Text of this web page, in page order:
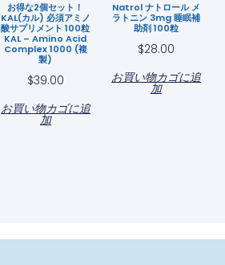
お得な2個セット！
KAL(カル) 必須アミノ
酸サプリメント 100粒
KAL – Amino Acid
Complex 1000 (複
製)
$39.00
お買い物カゴに追
加
Natrol ナトロール メ
ラトニン 3mg 睡眠補
助剤 100粒
$28.00
お買い物カゴに追
加